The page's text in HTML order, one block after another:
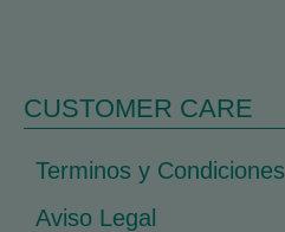
CUSTOMER CARE
Terminos y Condiciones
Aviso Legal